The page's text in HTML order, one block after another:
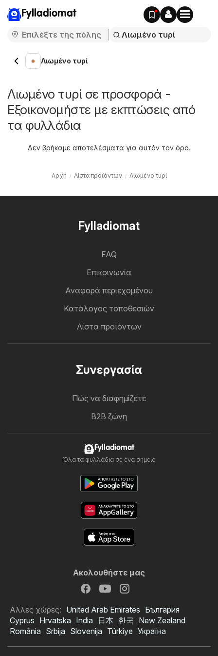
Fylladiomat
Λιωμένο τυρί
Λιωμένο τυρί σε προσφορά -
Εξοικονομήστε με εκπτώσεις από
τα φυλλάδια
Δεν βρήκαμε αποτελέσματα για αυτόν τον όρο.
Αρχή Λίστα προϊόντων Λιωμένο τυρί
Fylladiomat
FAQ
Επικοινωνία
Αναφορά περιεχομένου
Κατάλογος τοποθεσιών
Λίστα προϊόντων
Συνεργασία
Πώς να διαφημίζετε
B2B ζώνη
Fylladiomat
Όλα τα φυλλάδια σε ένα σημείο
Ακολουθήστε μας
Αλλες χώρες: United Arab Emirates България
Cyprus Hrvatska India 日本 한국 New Zealand
România Srbija Slovenija Türkiye Україна